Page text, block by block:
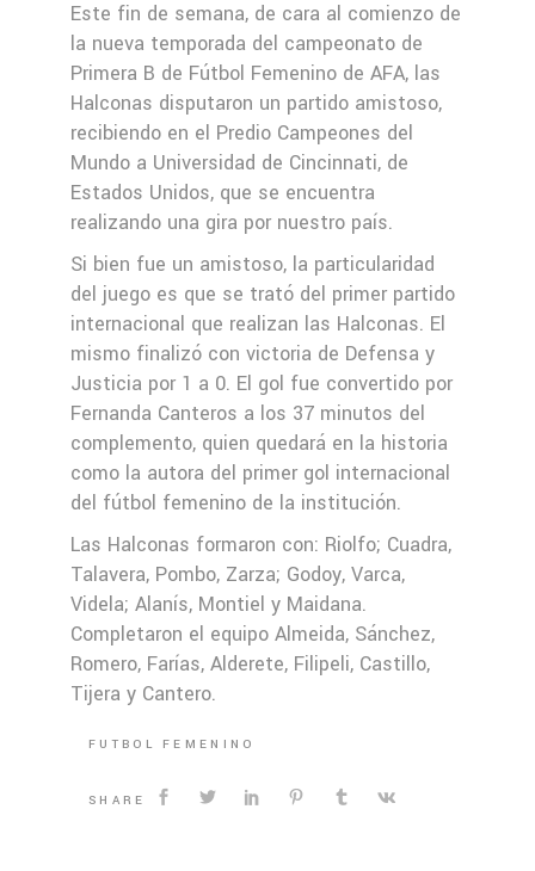
Este fin de semana, de cara al comienzo de
la nueva temporada del campeonato de
Primera B de Fútbol Femenino de AFA, las
Halconas disputaron un partido amistoso,
recibiendo en el Predio Campeones del
Mundo a Universidad de Cincinnati, de
Estados Unidos, que se encuentra
realizando una gira por nuestro país.
Si bien fue un amistoso, la particularidad
del juego es que se trató del primer partido
internacional que realizan las Halconas. El
mismo finalizó con victoria de Defensa y
Justicia por 1 a 0. El gol fue convertido por
Fernanda Canteros a los 37 minutos del
complemento, quien quedará en la historia
como la autora del primer gol internacional
del fútbol femenino de la institución.
Las Halconas formaron con: Riolfo; Cuadra,
Talavera, Pombo, Zarza; Godoy, Varca,
Videla; Alanís, Montiel y Maidana.
Completaron el equipo Almeida, Sánchez,
Romero, Farías, Alderete, Filipeli, Castillo,
Tijera y Cantero.
FUTBOL FEMENINO
SHARE